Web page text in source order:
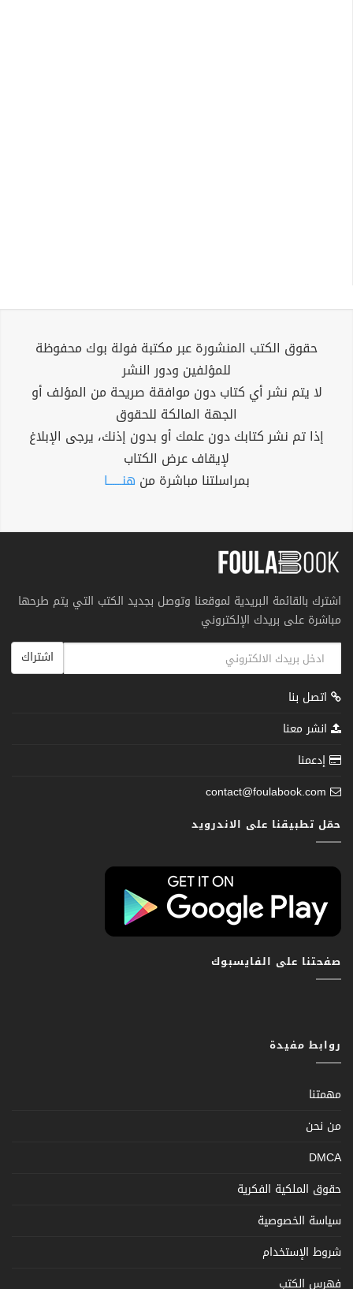
حقوق الكتب المنشورة عبر مكتبة فولة بوك محفوظة
للمؤلفين ودور النشر
لا يتم نشر أي كتاب دون موافقة صريحة من المؤلف أو
الجهة المالكة للحقوق
إذا تم نشر كتابك دون علمك أو بدون إذنك، يرجى الإبلاغ
لإيقاف عرض الكتاب
بمراسلتنا مباشرة من هنــــــا
اشترك بالقائمة البريدية لموقعنا وتوصل بجديد الكتب التي يتم طرحها
مباشرة على بريدك الإلكتروني
اشتراك
اتصل بنا
انشر معنا
إدعمنا
contact@foulabook.com
حمّل تطبيقنا على الاندرويد
صفحتنا على الفايسبوك
روابط مفيدة
مهمتنا
من نحن
DMCA
حقوق الملكية الفكرية
سياسة الخصوصية
شروط الإستخدام
فهرس الكتب